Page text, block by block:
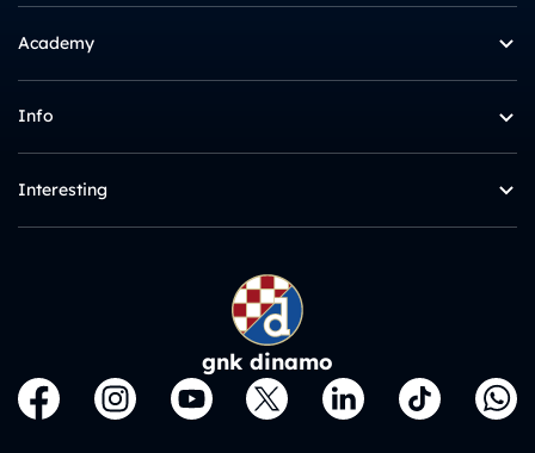
Academy
Info
Interesting
gnk dinamo